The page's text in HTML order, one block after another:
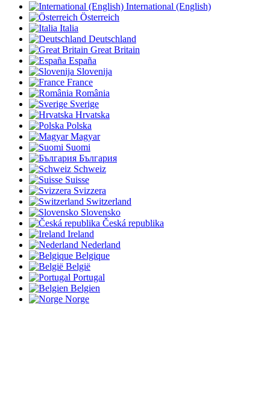
International (English)
Österreich
Italia
Deutschland
Great Britain
España
Slovenija
France
România
Sverige
Hrvatska
Polska
Magyar
Suomi
България
Schweiz
Suisse
Svizzera
Switzerland
Slovensko
Česká republika
Ireland
Nederland
Belgique
België
Portugal
Belgien
Norge